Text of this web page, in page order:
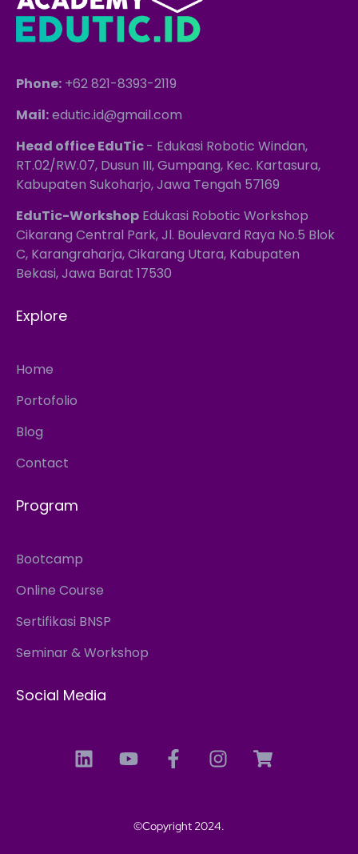
Phone: +62 821-8393-2119
Mail:edutic.id@gmail.com
Head office EduTic- Edukasi Robotic Windan,
RT.02/RW.07, Dusun III, Gumpang, Kec. Kartasura,
Kabupaten Sukoharjo, Jawa Tengah 57169
EduTic-Workshop Edukasi Robotic Workshop
Cikarang Central Park, Jl. Boulevard Raya No.5 Blok
C, Karangraharja, Cikarang Utara, Kabupaten
Bekasi, Jawa Barat 17530
Explore
Home
Portofolio
Blog
Contact
Program
Bootcamp
Online Course
Sertifikasi BNSP
Seminar & Workshop
Social Media
©Copyright 2024.